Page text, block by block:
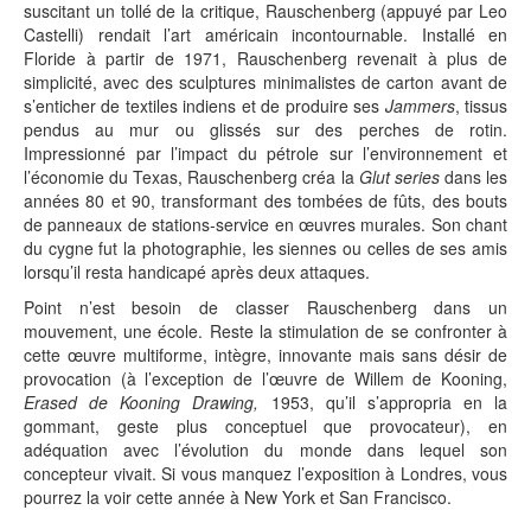
suscitant un tollé de la critique, Rauschenberg (appuyé par Leo
Castelli) rendait l’art américain incontournable. Installé en
Floride à partir de 1971, Rauschenberg revenait à plus de
simplicité, avec des sculptures minimalistes de carton avant de
s’enticher de textiles indiens et de produire ses Jammers, tissus
pendus au mur ou glissés sur des perches de rotin.
Impressionné par l’impact du pétrole sur l’environnement et
l’économie du Texas, Rauschenberg créa la Glut seriesdans les
années 80 et 90, transformant des tombées de fûts, des bouts
de panneaux de stations-service en œuvres murales. Son chant
du cygne fut la photographie, les siennes ou celles de ses amis
lorsqu’il resta handicapé après deux attaques.
Point n’est besoin de classer Rauschenberg dans un
mouvement, une école. Reste la stimulation de se confronter à
cette œuvre multiforme, intègre, innovante mais sans désir de
provocation (à l’exception de l’œuvre de Willem de Kooning,
Erased de Kooning Drawing,
1953, qu’il s’appropria en la
gommant, geste plus conceptuel que provocateur), en
adéquation avec l’évolution du monde dans lequel son
concepteur vivait. Si vous manquez l’exposition à Londres, vous
pourrez la voir cette année à New York et San Francisco.